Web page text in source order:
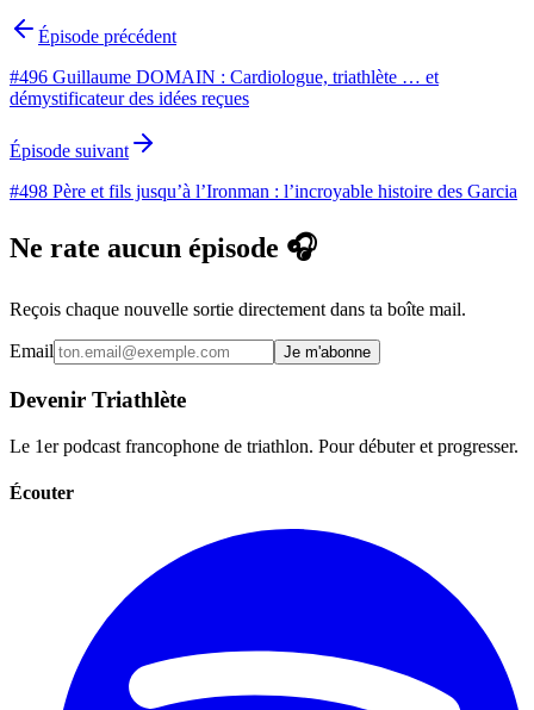
Épisode précédent
#496 Guillaume DOMAIN : Cardiologue, triathlète … et
démystificateur des idées reçues
Épisode suivant
#498 Père et fils jusqu’à l’Ironman : l’incroyable histoire des Garcia
Ne rate aucun épisode 🎧
Reçois chaque nouvelle sortie directement dans ta boîte mail.
Email Je m'abonne
Devenir Triathlète
Le 1er podcast francophone de triathlon. Pour débuter et progresser.
Écouter